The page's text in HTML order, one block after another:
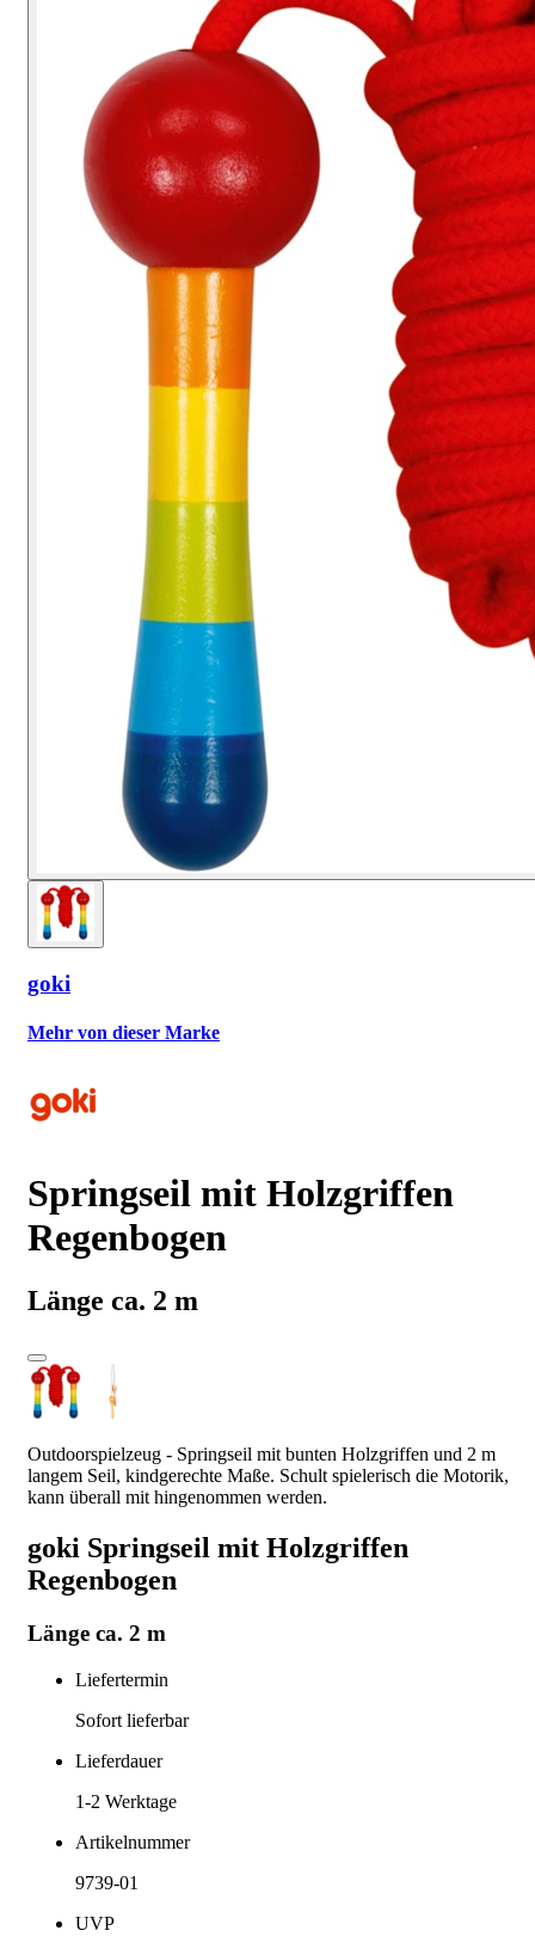
goki
Mehr von dieser Marke
Springseil mit Holzgriffen
Regenbogen
Länge ca. 2 m
Outdoorspielzeug - Springseil mit bunten Holzgriffen und 2 m
langem Seil, kindgerechte Maße. Schult spielerisch die Motorik,
kann überall mit hingenommen werden.
goki Springseil mit Holzgriffen
Regenbogen
Länge ca. 2 m
Liefertermin
Sofort lieferbar
Lieferdauer
1-2 Werktage
Artikelnummer
9739-01
UVP